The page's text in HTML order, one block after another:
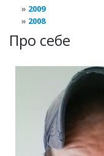
2009
2008
Про себе